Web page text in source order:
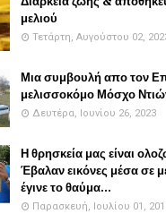
μελιού
Τετάρτη, Αυγούστου 02,
Μια συμβουλή απο τον
μελισσοκόμο Μόσχο
Δευτέρα, Ιουνίου 26, 2023
Η θρησκεία μας είναι
Έβαλαν εικόνες μέσα σε
έγινε το θαύμα...
Παρασκευή, Ιουλίου 01,